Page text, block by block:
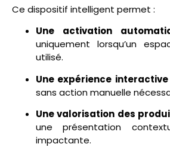
Ce dispositif intelligent permet :
Une activation
uniquement lorsqu’un
utilisé.
Une expérience
sans action manuelle
Une valorisation des
une présentation
impactante.